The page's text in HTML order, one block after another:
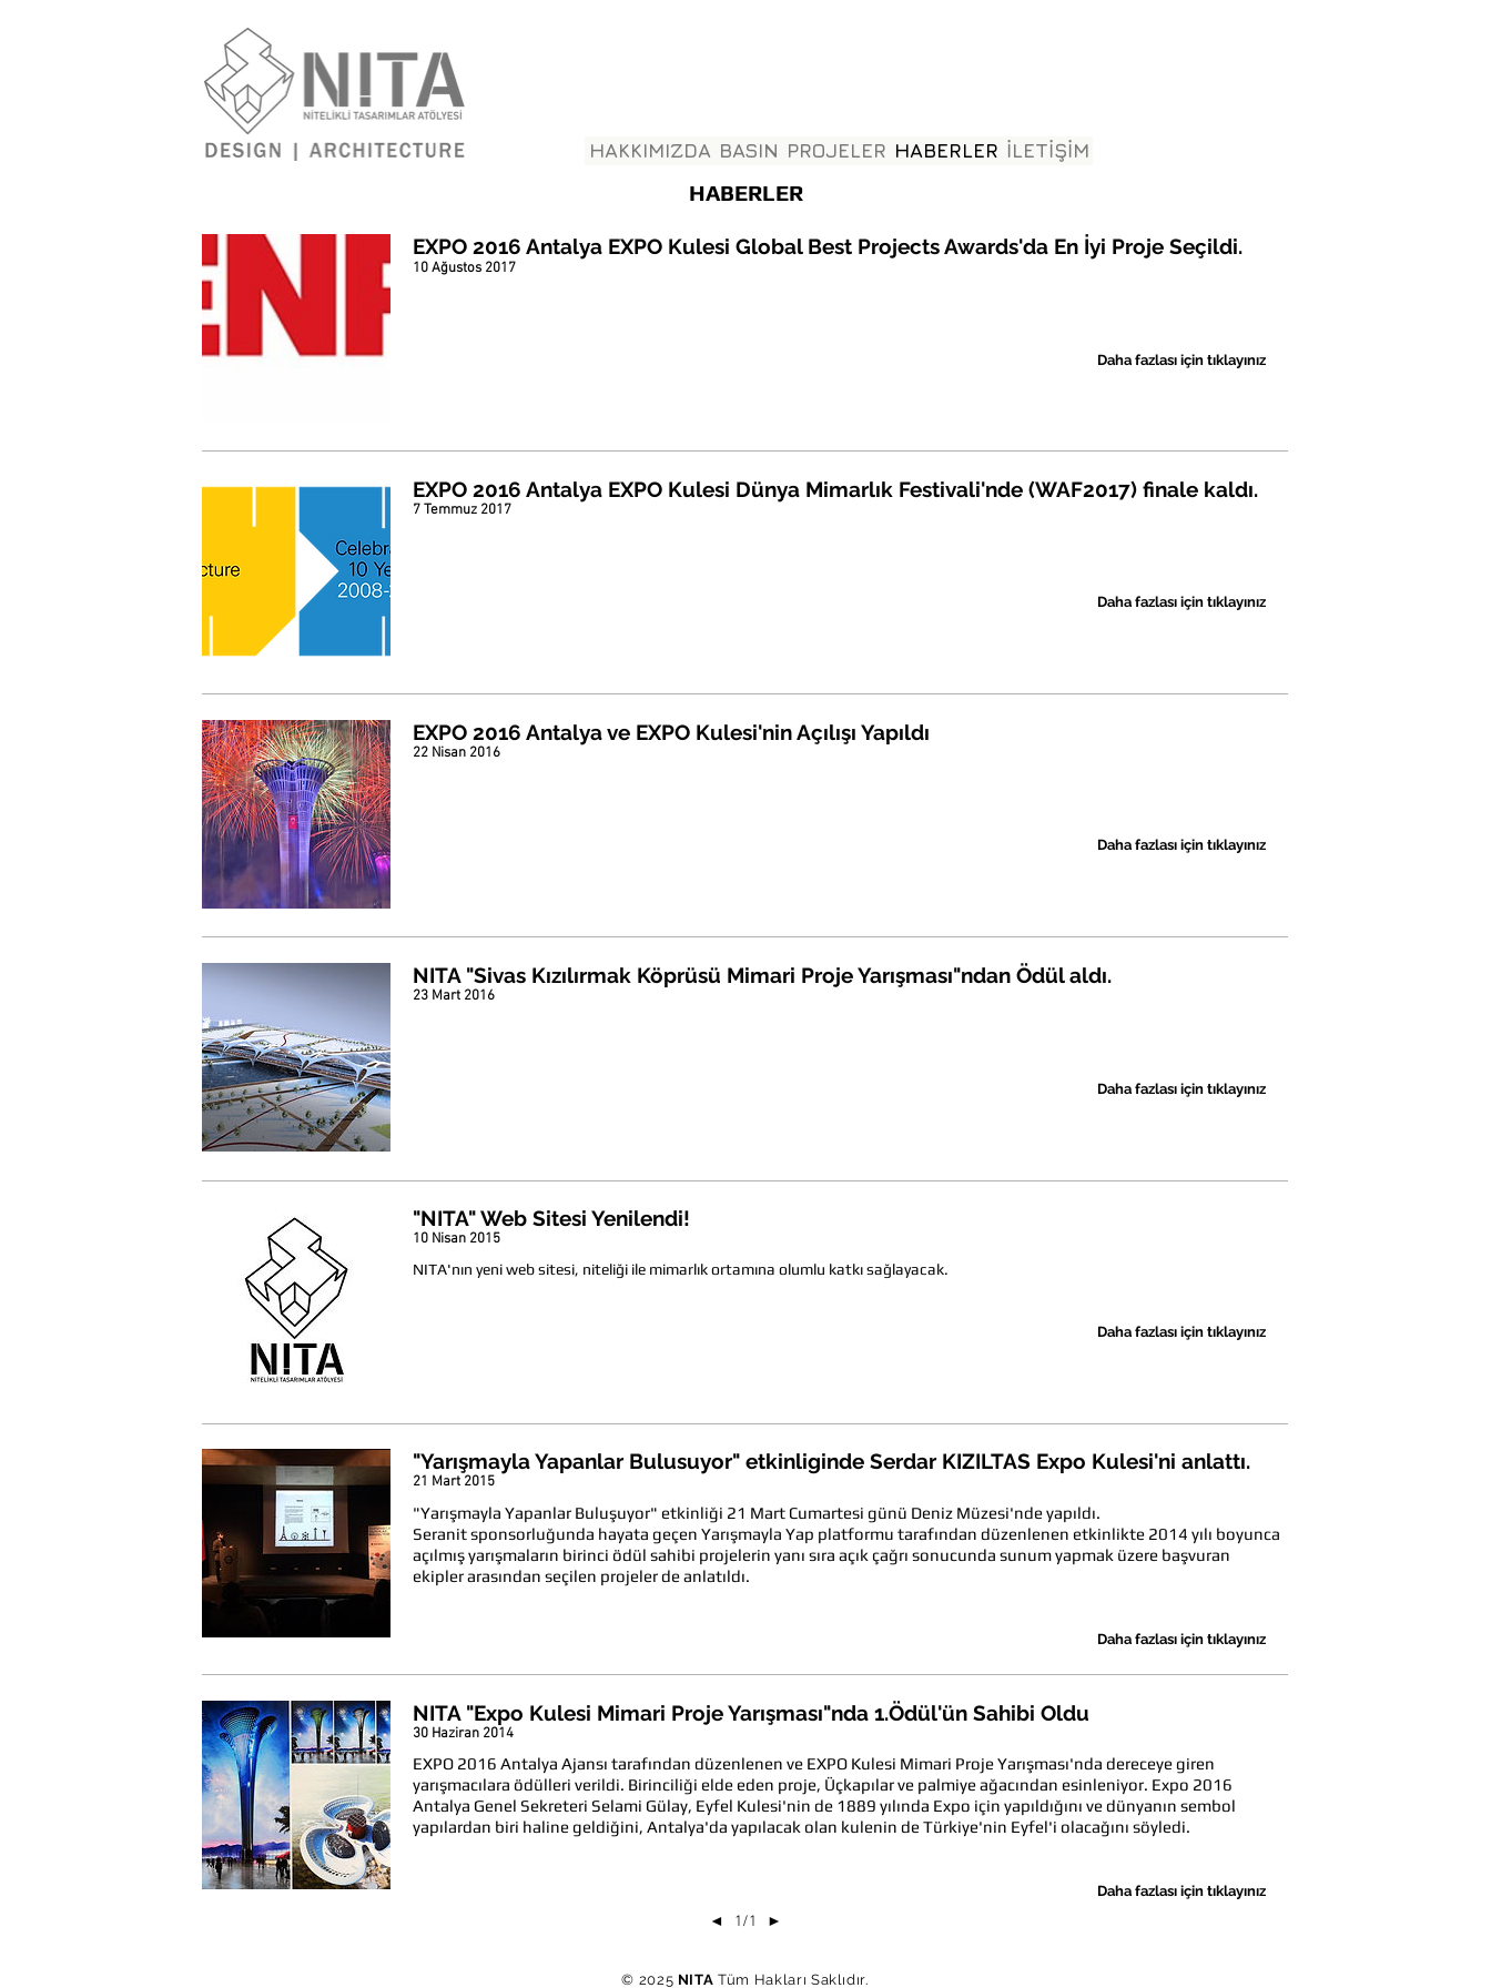
HAKKIMIZDA BASIN PROJELER HABERLER İLETİŞİM
HABERLER
EXPO 2016 Antalya EXPO Kulesi Global Best Projects Awards'da En İyi Proje Seçildi.
10 Ağustos 2017
Daha fazlası için tıklayınız
EXPO 2016 Antalya EXPO Kulesi Dünya Mimarlık Festivali'nde (WAF2017) finale kaldı.
7 Temmuz 2017
Daha fazlası için tıklayınız
EXPO 2016 Antalya ve EXPO Kulesi'nin Açılışı Yapıldı
22 Nisan 2016
Daha fazlası için tıklayınız
NITA "Sivas Kızılırmak Köprüsü Mimari Proje Yarışması"ndan Ödül aldı.
23 Mart 2016
Daha fazlası için tıklayınız
"NITA" Web Sitesi Yenilendi!
10 Nisan 2015
NITA'nın yeni web sitesi, niteliği ile mimarlık ortamına olumlu katkı sağlayacak.
Daha fazlası için tıklayınız
"Yarışmayla Yapanlar Bulusuyor" etkinliginde Serdar KIZILTAS Expo Kulesi'ni anlattı.
21 Mart 2015
"Yarışmayla Yapanlar Buluşuyor" etkinliği 21 Mart Cumartesi günü Deniz Müzesi'nde yapıldı.
Seranit sponsorluğunda hayata geçen Yarışmayla Yap platformu tarafından düzenlenen etkinlikte 2014 yılı boyunca
açılmış yarışmaların birinci ödül sahibi projelerin yanı sıra açık çağrı sonucunda sunum yapmak üzere başvuran
ekipler arasından seçilen projeler de anlatıldı.
Daha fazlası için tıklayınız
NITA "Expo Kulesi Mimari Proje Yarışması"nda 1.Ödül'ün Sahibi Oldu
30 Haziran 2014
EXPO 2016 Antalya Ajansı tarafından düzenlenen ve EXPO Kulesi Mimari Proje Yarışması'nda dereceye giren
yarışmacılara ödülleri verildi. Birinciliği elde eden proje, Üçkapılar ve palmiye ağacından esinleniyor. Expo 2016
Antalya Genel Sekreteri Selami Gülay, Eyfel Kulesi'nin de 1889 yılında Expo için yapıldığını ve dünyanın sembol
yapılardan biri haline geldiğini, Antalya'da yapılacak olan kulenin de Türkiye'nin Eyfel'i olacağını söyledi.
Daha fazlası için tıklayınız
◄ 1/1 ►
© 2025 NITATüm Hakları Saklıdır.